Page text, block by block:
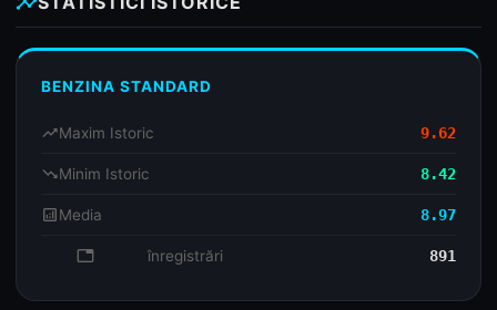
BENZINA STANDARD
trending_upMaxim Istoric 9.62
trending_downMinim Istoric 8.42
analyticsMedia 8.97
database înregistrări 891